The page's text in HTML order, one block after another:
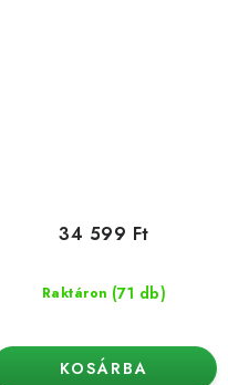
Raktáron (71 db)
34 599 Ft
KOSÁRBA